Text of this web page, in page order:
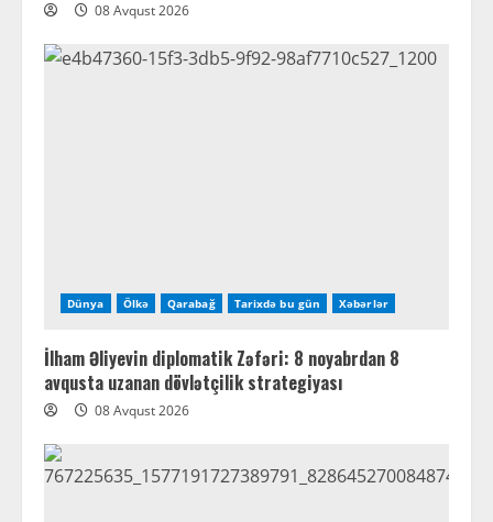
08 Avqust 2026
Dünya Ölkə Qarabağ Tarixdə bu gün Xəbərlər
İlham Əliyevin diplomatik Zəfəri: 8 noyabrdan 8
avqusta uzanan dövlətçilik strategiyası
08 Avqust 2026